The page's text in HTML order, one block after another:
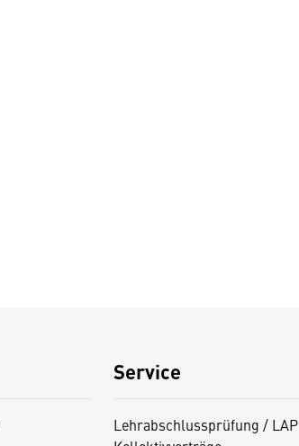
Service
Lehrabschlussprüfung / LAP